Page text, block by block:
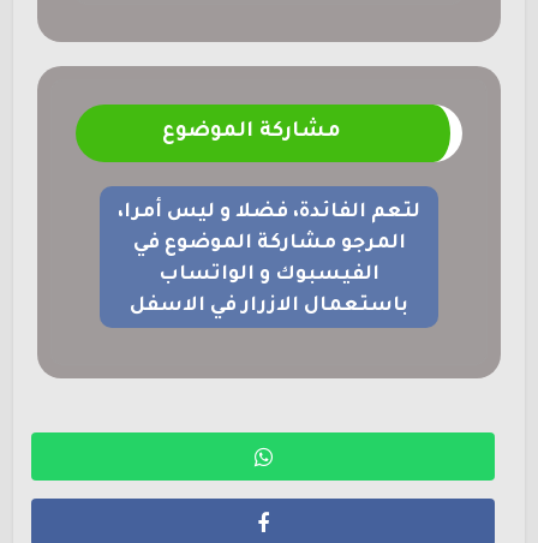
مشاركة الموضوع
لتعم الفائدة، فضلا و ليس أمرا،
المرجو مشاركة الموضوع في
الفيسبوك و الواتساب
باستعمال الازرار في الاسفل